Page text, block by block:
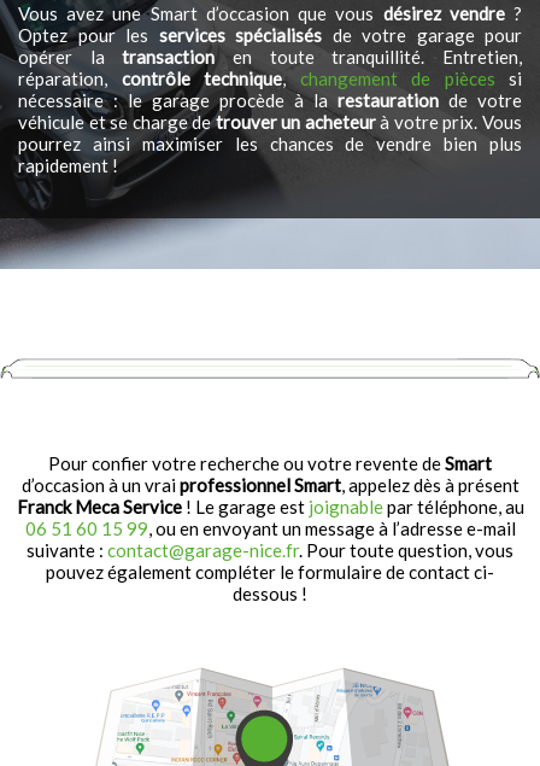
Vous avez une Smart d’occasion que vous désirez vendre?
Optez pour les services spécialisés de votre garage pour
opérer latransactionen toute tranquillité. Entretien,
réparation, contrôle technique, changement de pièces si
nécessaire : le garage procède à la restauration de votre
véhicule et se charge detrouver un acheteurà votre prix. Vous
pourrez ainsi maximiser les chances de vendre bien plus
rapidement !
Pour confier votre recherche ou votre revente deSmart
d’occasion à un vraiprofessionnel Smart, appelez dès à présent
Franck Meca Service! Le garage est joignablepar téléphone, au
06 51 60 15 99 , ou en envoyant un message à l’adresse e-mail
suivante : contact@garage-nice.fr. Pour toute question, vous
pouvez également compléter le formulaire de contact ci-
dessous !